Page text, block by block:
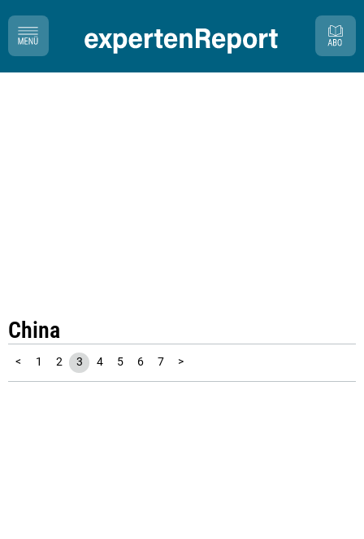
China
< 1 2 3 4 5 6 7 >